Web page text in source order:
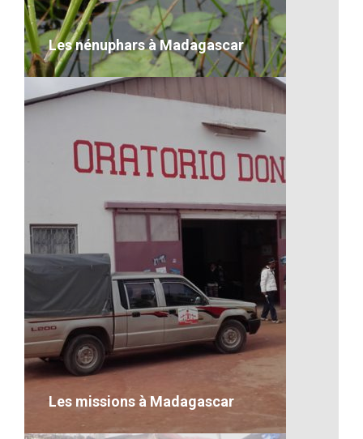
VOIR LE DÉTAIL
Les nénuphars à Madagascar
Les nénuphars à Madagascar
VOIR LE DÉTAIL
Les missions à Madagascar